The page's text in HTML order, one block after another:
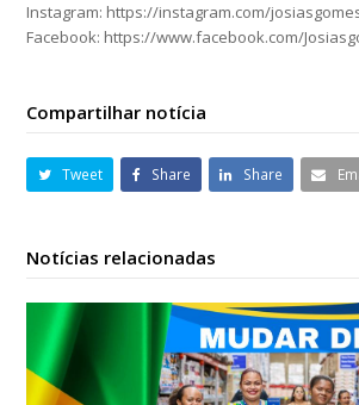
Instagram: https://instagram.com/
Facebook: https://www.facebook.com/
Compartilhar notícia
Tweet Share Share
Notícias relacionadas